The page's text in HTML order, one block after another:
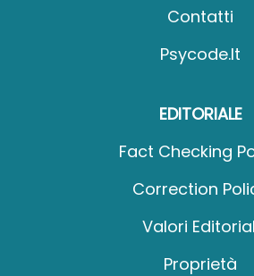
Contatti
Psycode.it
EDITORIALE
Fact Checking
Correction
Valori
Proprietà